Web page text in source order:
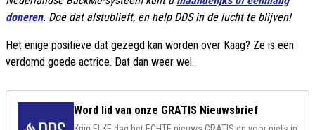
doneren. Doe dat alstublieft, en help DDS in de lucht te blijven!
Het enige positieve dat gezegd kan worden over Kaag? Ze is een
verdomd goede actrice. Dat dan weer wel.
Word lid van onze GRATIS Nieuwsbrief